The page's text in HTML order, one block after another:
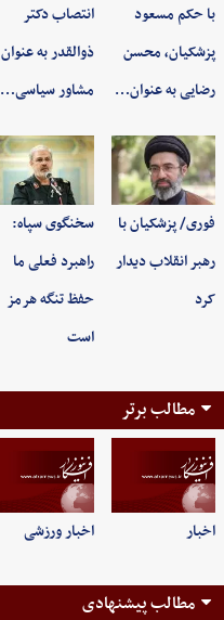
با حکم مسعود
پزشکیان، محسن
رضایی به عنوان…
انتصاب دکتر
ذوالقدر به عنوان
مشاور سیاسی…
فوری/ پزشکیان با
رهبر انقلاب دیدار
کرد
سخنگوی سپاه:
راهبرد فعلی ما
حفظ تنگه هرمز
است
مطالب برتر
اخبار اخبار ورزشی
مطالب پیشنهادی